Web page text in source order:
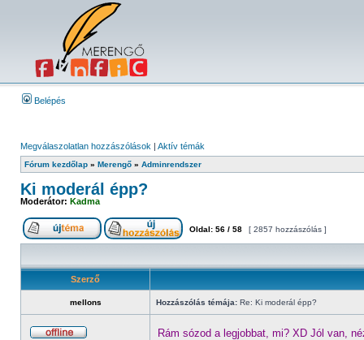
Belépés
Megválaszolatlan hozzászólások | Aktív témák
Fórum kezdőlap » Merengő » Adminrendszer
Ki moderál épp?
Moderátor: Kadma
Oldal: 56 / 58 [ 2857 hozzászólás ]
Szerző
mellons Hozzászólás témája: Re: Ki moderál épp?
Rám sózod a legjobbat, mi? XD Jól van,